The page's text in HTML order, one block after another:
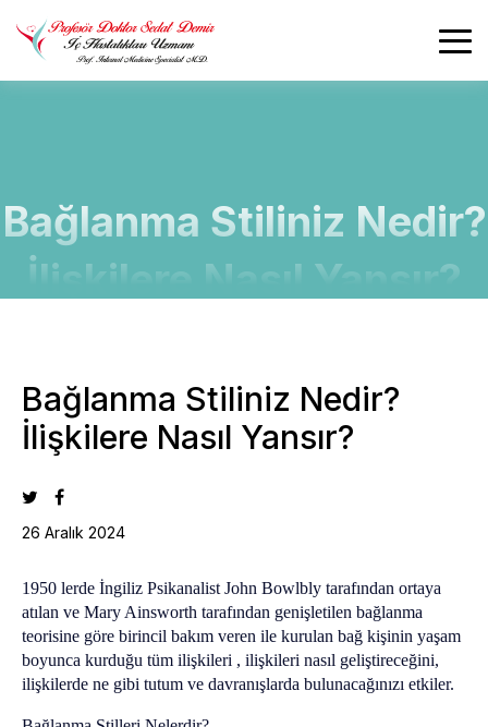
Bağlanma Stiliniz Nedir?
İlişkilere Nasıl Yansır?
Bağlanma Stiliniz Nedir?
İlişkilere Nasıl Yansır?
26 Aralık 2024
1950 lerde İngiliz Psikanalist John Bowlbly tarafından ortaya
atılan ve Mary Ainsworth tarafından genişletilen bağlanma
teorisine göre birincil bakım veren ile kurulan bağ kişinin yaşam
boyunca kurduğu tüm ilişkileri , ilişkileri nasıl geliştireceğini,
ilişkilerde ne gibi tutum ve davranışlarda bulunacağınızı etkiler.